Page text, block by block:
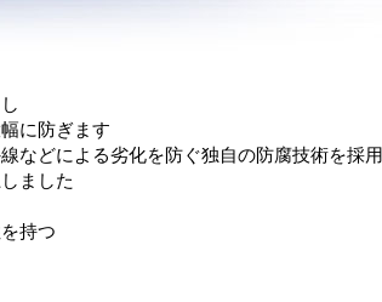
に防ぎます
などによる劣化を防ぐ独自の防腐技術を採用
ました
持つ